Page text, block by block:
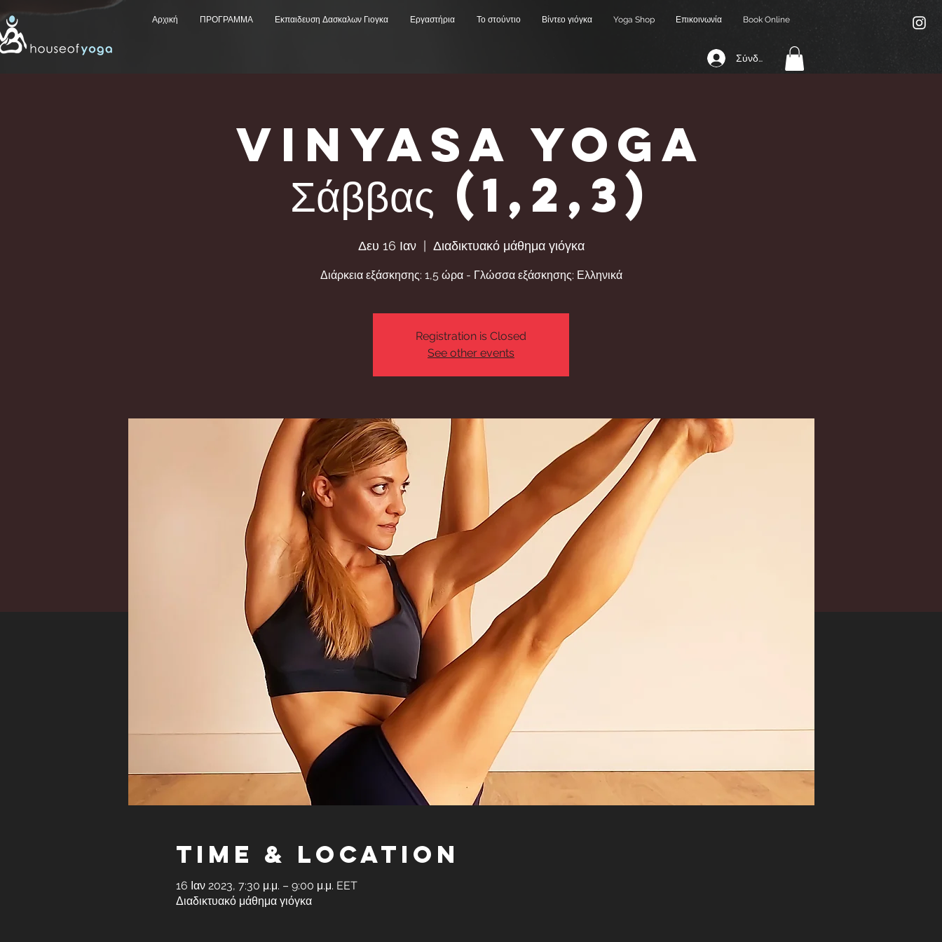
Αρχική ΠΡΟΓΡΑΜΜΑ Εκπαιδευση Δασκαλων Γιογκα Εργαστήρια Το στούντιο Βίντεο γιόγκα Yoga Shop Επικοινωνία Book Online
Σύνδεση
Vinyasa yoga
Σάββας (1,2,3)
Δευ 16 Ιαν
  |
Διαδικτυακό μάθημα γιόγκα
Διάρκεια εξάσκησης: 1,5 ώρα - Γλώσσα εξάσκησης: Ελληνικά
Registration is Closed
See other events
Time & Location
16 Ιαν 2023, 7:30 μ.μ. – 9:00 μ.μ. EET
Διαδικτυακό μάθημα γιόγκα